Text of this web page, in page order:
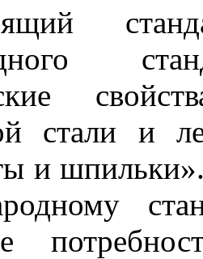
стали и
и шпильки»